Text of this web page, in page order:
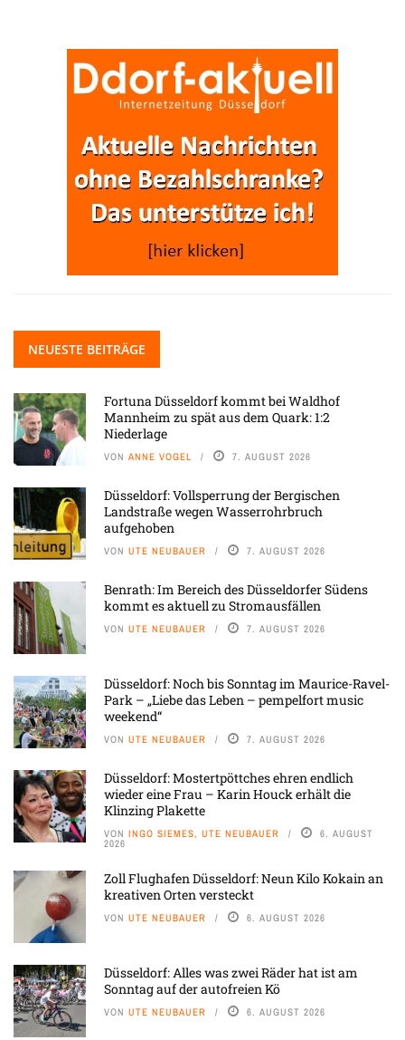
NEUESTE BEITRÄGE
Fortuna Düsseldorf kommt bei Waldhof
Mannheim zu spät aus dem Quark: 1:2
Niederlage
VON ANNE VOGEL 7. AUGUST 2026
Düsseldorf: Vollsperrung der Bergischen
Landstraße wegen Wasserrohrbruch
aufgehoben
VON UTE NEUBAUER 7. AUGUST 2026
Benrath: Im Bereich des Düsseldorfer Südens
kommt es aktuell zu Stromausfällen
VON UTE NEUBAUER 7. AUGUST 2026
Düsseldorf: Noch bis Sonntag im Maurice-Ravel-
Park – „Liebe das Leben – pempelfort music
weekend“
VON UTE NEUBAUER 7. AUGUST 2026
Düsseldorf: Mostertpöttches ehren endlich
wieder eine Frau – Karin Houck erhält die
Klinzing Plakette
VON INGO SIEMES, UTE NEUBAUER 6. AUGUST
2026
Zoll Flughafen Düsseldorf: Neun Kilo Kokain an
kreativen Orten versteckt
VON UTE NEUBAUER 6. AUGUST 2026
Düsseldorf: Alles was zwei Räder hat ist am
Sonntag auf der autofreien Kö
VON UTE NEUBAUER 6. AUGUST 2026